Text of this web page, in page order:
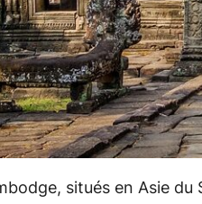
situés en Asie